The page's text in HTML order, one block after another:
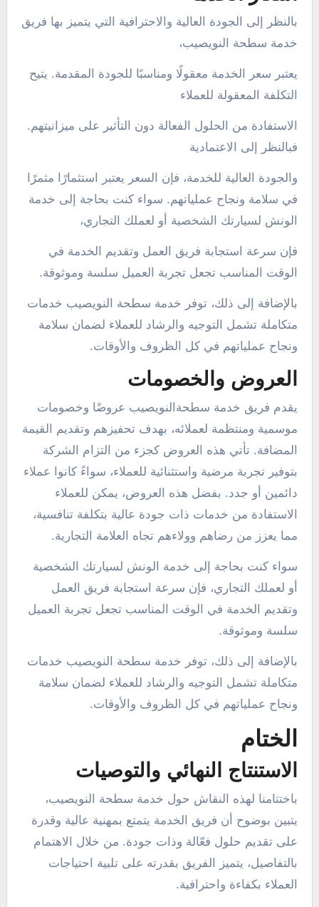
بالنظر إلى الجودة العالية والاحترافية التي يتميز بها فريق
خدمة سطحة النويصيب،
يعتبر سعر الخدمة معقولًا ومناسبًا للجودة المقدمة. يتيح
التكلفة المعقولة للعملاء
الاستفادة من الحلول الفعالة دون التأثير على ميزانيتهم.
فبالنظر إلى الاعتمادية
والجودة العالية للخدمة، فإن السعر يعتبر استثمارًا مثمرًا
في سلامة ونجاح عملياتهم. سواء كنت بحاجة إلى خدمة
الونش لسيارتك الشخصية أو لعملك التجاري،
فإن سرعة استجابة فريق العمل وتقديم الخدمة في
الوقت المناسب تجعل تجربة العميل سلسة وموثوقة.
بالإضافة إلى ذلك، توفر خدمة سطحة النويصيب خدمات
متكاملة تشمل التوجيه والرشاد للعملاء لضمان سلامة
ونجاح عملياتهم في كل الظروف والأوقات.
العروض والخصومات
يقدم فريق خدمة سطحةالنويصيب عروضًا وخصومات
موسمية ومنتظمة لعملائه، بهدف تحفيزهم وتقديم القيمة
المضافة. تأتي هذه العروض كجزء من التزام الشركة
بتوفير تجربة مرضية واستثنائية للعملاء، سواءً كانوا عملاء
دائمين أو جدد. بفضل هذه العروض، يمكن للعملاء
الاستفادة من خدمات ذات جودة عالية بتكلفة تنافسية،
مما يعزز من رضاهم وولاءهم تجاه العلامة التجارية.
سواء كنت بحاجة إلى خدمة الونش لسيارتك الشخصية
أو لعملك التجاري، فإن سرعة استجابة فريق العمل
وتقديم الخدمة في الوقت المناسب تجعل تجربة العميل
سلسة وموثوقة.
بالإضافة إلى ذلك، توفر خدمة سطحة النويصيب خدمات
متكاملة تشمل التوجيه والرشاد للعملاء لضمان سلامة
ونجاح عملياتهم في كل الظروف والأوقات.
الختام
الاستنتاج النهائي والتوصيات
باختتامنا لهذه النقاش حول خدمة سطحة النويصيب،
يتبين بوضوح أن فريق الخدمة يتمتع بمهنية عالية وقدرة
على تقديم حلول فعّالة وذات جودة. من خلال الاهتمام
بالتفاصيل، يتميز الفريق بقدرته على تلبية احتياجات
العملاء بكفاءة واحترافية.